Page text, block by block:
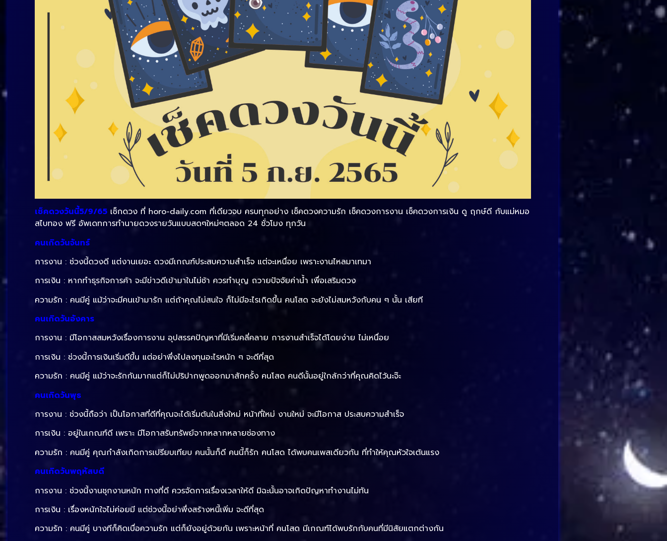
เช็คดวงวันนี้5/9/65 เช็กดวง ที่ horo-daily.com ที่เดียวจบ ครบทุกอย่าง เช็คดวงความรัก เช็คดวงการงาน เช็คดวงการเงิน ดู ฤกษ์ดี กับแม่หมอ
สไบทอง ฟรี อัพเดทการทำนายดวงรายวันแบบสดๆใหม่ๆตลอด 24 ชั่วโมง ทุกวัน
คนเกิดวันจันทร์
การงาน : ช่วงนี้ดวงดี แต่งานเยอะ ดวงมีเกณฑ์ประสบความสำเร็จ แต่จะเหนื่อย เพราะงานไหลมาเทมา
การเงิน : หากทำธุรกิจการค้า จะมีข่าวดีเข้ามาในไม่ช้า ควรทำบุญ ถวายปัจจัยค่าน้ำ เพื่อเสริมดวง
ความรัก : คนมีคู่ แม้ว่าจะมีคนเข้ามารัก แต่ถ้าคุณไม่สนใจ ก็ไม่มีอะไรเกิดขึ้น คนโสด จะยังไม่สมหวังกับคน ๆ นั้น เสียที
คนเกิดวันอังคาร
การงาน : มีโอกาสสมหวังเรื่องการงาน อุปสรรคปัญหาที่มีเริ่มคลี่คลาย การงานสำเร็จได้โดยง่าย ไม่เหนื่อย
การเงิน : ช่วงนี้การเงินเริ่มดีขึ้น แต่อย่าพึ่งไปลงทุนอะไรหนัก ๆ จะดีที่สุด
ความรัก : คนมีคู่ แม้ว่าจะรักกันมากแต่ก็ไม่ปริปากพูดออกมาสักครั้ง คนโสด คนดีนั้นอยู่ใกล้กว่าที่คุณคิดไว้นะจ๊ะ
คนเกิดวันพุธ
การงาน : ช่วงนี้ถือว่า เป็นโอกาสที่ดีที่คุณจะได้เริ่มต้นในสิ่งใหม่ หน้าที่ใหม่ งานใหม่ จะมีโอกาส ประสบความสำเร็จ
การเงิน : อยู่ในเกณฑ์ดี เพราะ มีโอกาสรับทรัพย์จากหลากหลายช่องทาง
ความรัก : คนมีคู่ คุณกำลังเกิดการเปรียบเทียบ คนนั้นก็ดี คนนี้ก็รัก คนโสด ได้พบคนเพสเดียวกัน ที่ทำให้คุณหัวใจเต้นแรง
คนเกิดวันพฤหัสบดี
การงาน : ช่วงนี้งานชุกงานหนัก ทางที่ดี ควรจัดการเรื่องเวลาให้ดี มิฉะนั้นอาจเกิดปัญหาทำงานไม่ทัน
การเงิน : เรื่องหนักใจไม่ค่อยมี แต่ช่วงนี้อย่าพึ่งสร้างหนี้เพิ่ม จะดีที่สุด
ความรัก : คนมีคู่ บางทีก็คิดเบื่อความรัก แต่ก็ยังอยู่ด้วยกัน เพราะหน้าที่ คนโสด มีเกณฑ์ได้พบรักกับคนที่มีนิสัยแตกต่างกัน